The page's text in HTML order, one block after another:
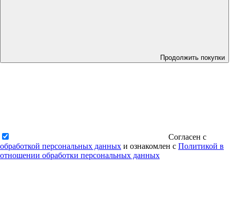
Продолжить покупки
Согласен с
обработкой персональных данных и ознакомлен с Политикой в
отношении обработки персональных данных